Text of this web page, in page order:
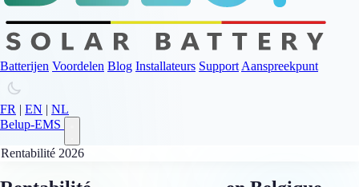
Batterijen Voordelen Blog Installateurs Support Aanspreekpunt
FR | EN | NL
Belup-EMS
Rentabilité 2026